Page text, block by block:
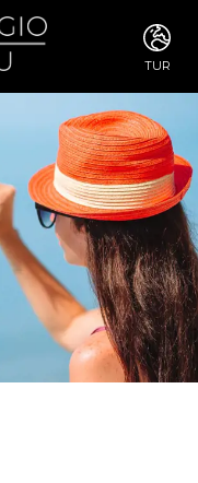
TUR
ENG
FRA
DEU
ESP
RUS
JPN
SVE
POR
ARA
DUT
KOR